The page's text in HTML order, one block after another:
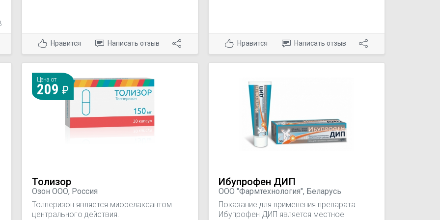
Нравится Написать отзыв Нравится Написать отзыв
Цена от
209
Толизор
Озон ООО, Россия
Толперизон является миорелаксантом
центрального действия.
Ибупрофен ДИП
ООО "Фармтехнология", Беларусь
Показание для применения препарата
Ибупрофен ДИП является местное